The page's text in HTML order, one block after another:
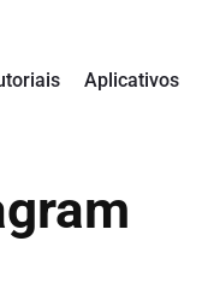
Aplicativos